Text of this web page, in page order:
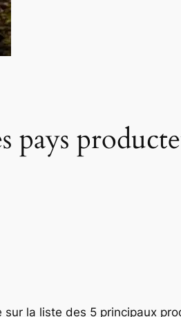
pays
sur la liste des 5 principaux